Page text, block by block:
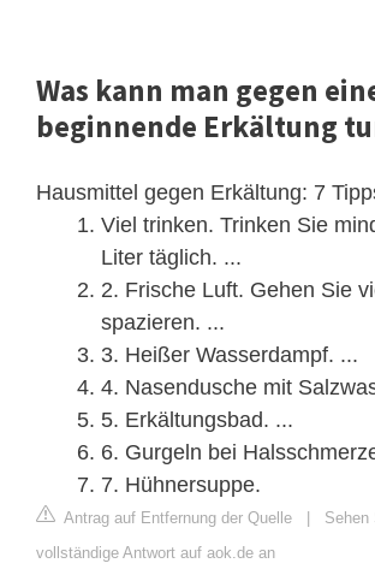
Was kann man gegen
beginnende Erkältung
Hausmittel gegen Erkältung: 7
Viel trinken. Trinken Sie
Liter täglich. ...
2. Frische Luft. Gehen Sie
spazieren. ...
3. Heißer Wasserdampf. ...
4. Nasendusche mit
5. Erkältungsbad. ...
6. Gurgeln bei
7. Hühnersuppe.
Antrag auf Entfernung der Quelle
Sehen
vollständige Antwort auf aok.de an